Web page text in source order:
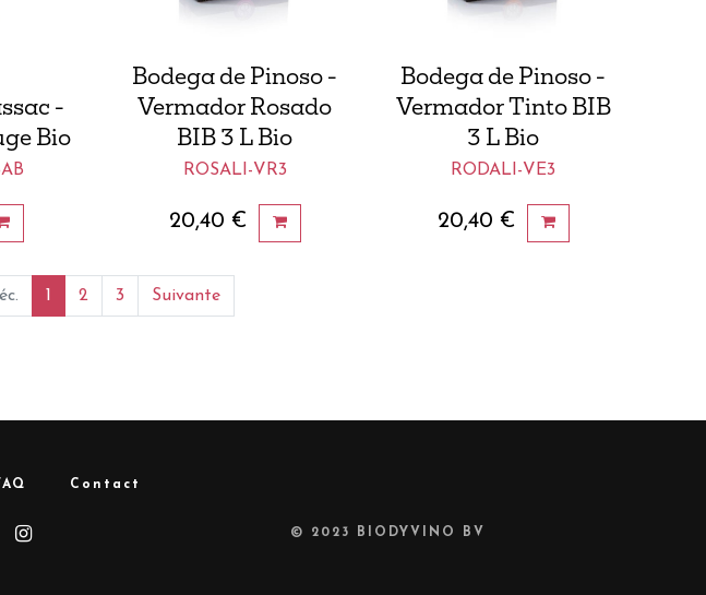
-
Bio
Bodega de Pinoso -
Vermador Rosado
BIB 3 L Bio
ROSALI-VR3
20,40 €
Bodega de Pinoso -
Vermador Tinto BIB
3 L Bio
RODALI-VE3
20,40 €
1 2 3 Suivante
Contact
© 2023 BIODYVINO BV